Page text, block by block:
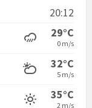
20:12
29°C
0 m/s
32°C
5 m/s
35°C
2 m/s